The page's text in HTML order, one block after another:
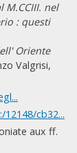
M.CCIII. nel
: questi
Oriente
Valgrisi,
cb32...
aux ff.